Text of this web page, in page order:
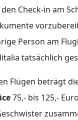
Check-in am
Person am
tatsächlich
Flügen beträgt
75,- bis 125,-